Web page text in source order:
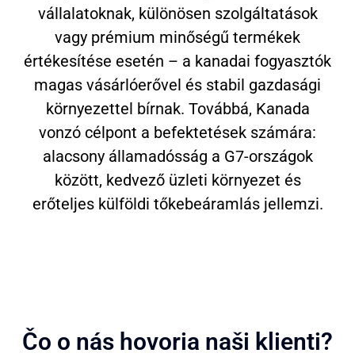
vállalatoknak, különösen szolgáltatások
vagy prémium minőségű termékek
értékesítése esetén – a kanadai fogyasztók
magas vásárlóerővel és stabil gazdasági
környezettel bírnak. Továbbá, Kanada
vonzó célpont a befektetések számára:
alacsony államadósság a G7-országok
között, kedvező üzleti környezet és
erőteljes külföldi tőkebeáramlás jellemzi.
Čo o nás hovoria naši klienti?​